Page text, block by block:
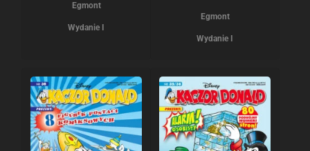
Egmont
Wydanie I
Egmont
Wydanie I